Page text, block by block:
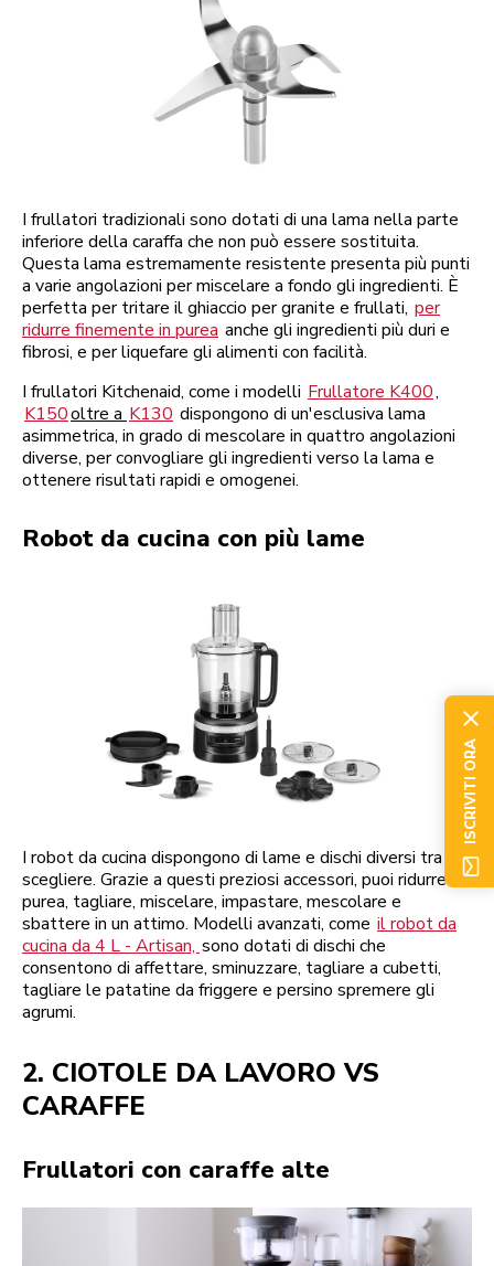
I frullatori tradizionali sono dotati di una lama nella parte
inferiore della caraffa che non può essere sostituita.
Questa lama estremamente resistente presenta più punti
a varie angolazioni per miscelare a fondo gli ingredienti. È
perfetta per tritare il ghiaccio per granite e frullati, per
ridurre finemente in purea anche gli ingredienti più duri e
fibrosi, e per liquefare gli alimenti con facilità.
I frullatori Kitchenaid, come i modelli Frullatore K400,
K150oltre a K130 dispongono di un'esclusiva lama
asimmetrica, in grado di mescolare in quattro angolazioni
diverse, per convogliare gli ingredienti verso la lama e
ottenere risultati rapidi e omogenei.
Robot da cucina con più lame
I robot da cucina dispongono di lame e dischi diversi tra cui
scegliere. Grazie a questi preziosi accessori, puoi ridurre in
purea, tagliare, miscelare, impastare, mescolare e
sbattere in un attimo. Modelli avanzati, come il robot da
cucina da 4 L - Artisan, sono dotati di dischi che
consentono di affettare, sminuzzare, tagliare a cubetti,
tagliare le patatine da friggere e persino spremere gli
agrumi.
2. CIOTOLE DA LAVORO VS
CARAFFE
Frullatori con caraffe alte
ISCRIVITI ORA